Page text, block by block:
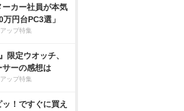
ーカー社員が本気
円台PC3選」
ップ特集
限定ウオッチ、
サーの感想は
ップ特集
！ですぐに買え